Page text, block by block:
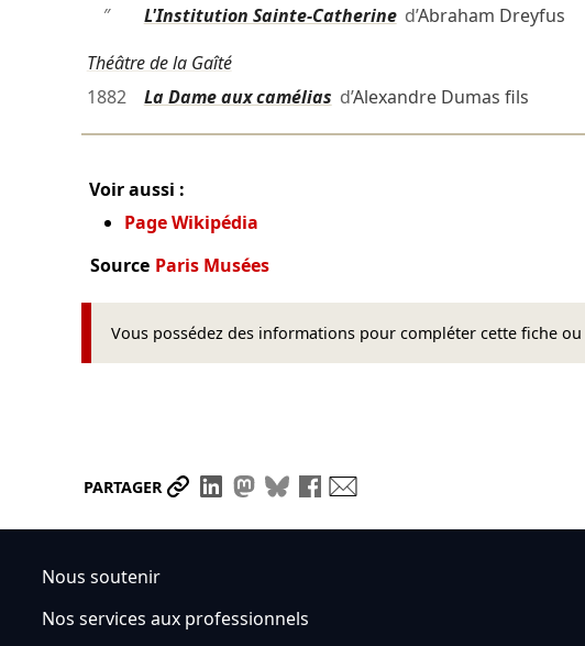
″
L'Institution Sainte-Catherined’Abraham Dreyfus
Théâtre de la Gaîté
1882
La Dame aux camélias d’Alexandre Dumas fils
Voir aussi :
Page Wikipédia
Source Paris Musées
Vous possédez des informations pour compléter cette fiche
PARTAGER Partager le lien
Partager sur LinkedIn
Partager sur Mastodon
Partager sur Bluesky
Partager sur Facebook
Nous soutenir
Nos services aux professionnels